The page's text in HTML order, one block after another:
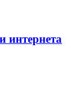
интернета